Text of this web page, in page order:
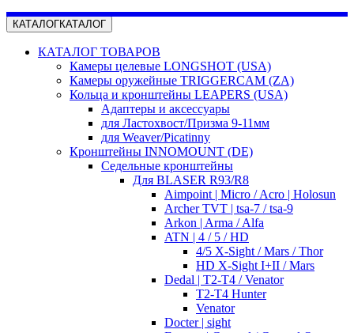
КАТАЛОГКАТАЛОГ
КАТАЛОГ ТОВАРОВ
Камеры целевые LONGSHOT (USA)
Камеры оружейные TRIGGERCAM (ZA)
Кольца и кронштейны LEAPERS (USA)
Адаптеры и аксессуары
для Ластохвост/Призма 9-11мм
для Weaver/Picatinny
Кронштейны INNOMOUNT (DE)
Седельные кронштейны
Для BLASER R93/R8
Aimpoint | Micro / Acro | Holosun
Archer TVT | tsa-7 / tsa-9
Arkon | Arma / Alfa
ATN | 4 / 5 / HD
4/5 X-Sight / Mars / Thor
HD X-Sight I+II / Mars
Dedal | T2-T4 / Venator
T2-T4 Hunter
Venator
Docter | sight